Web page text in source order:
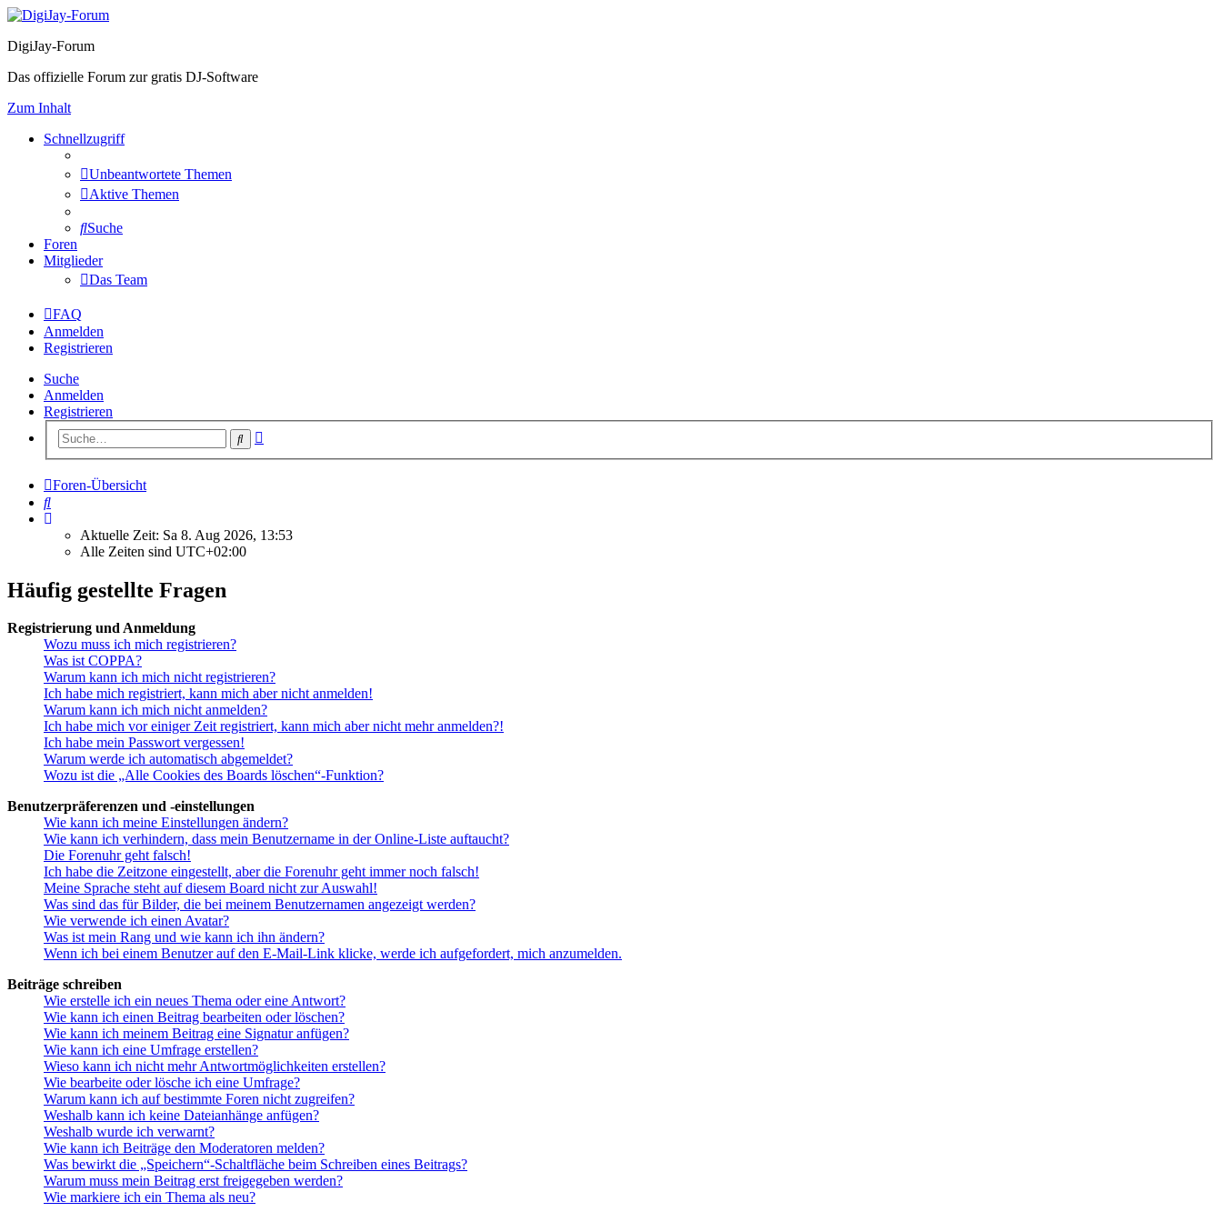
DigiJay-Forum
Das offizielle Forum zur gratis DJ-Software
Zum Inhalt
Schnellzugriff
Unbeantwortete Themen
Aktive Themen
Suche
Foren
Mitglieder
Das Team
FAQ
Anmelden
Registrieren
Suche
Anmelden
Registrieren
Suche
Foren-Übersicht
Suche
Aktuelle Zeit: Sa 8. Aug 2026, 13:53
Alle Zeiten sind UTC+02:00
Häufig gestellte Fragen
Registrierung und Anmeldung
Wozu muss ich mich registrieren?
Was ist COPPA?
Warum kann ich mich nicht registrieren?
Ich habe mich registriert, kann mich aber nicht anmelden!
Warum kann ich mich nicht anmelden?
Ich habe mich vor einiger Zeit registriert, kann mich aber nicht mehr anmelden?!
Ich habe mein Passwort vergessen!
Warum werde ich automatisch abgemeldet?
Wozu ist die „Alle Cookies des Boards löschen“-Funktion?
Benutzerpräferenzen und -einstellungen
Wie kann ich meine Einstellungen ändern?
Wie kann ich verhindern, dass mein Benutzername in der Online-Liste auftaucht?
Die Forenuhr geht falsch!
Ich habe die Zeitzone eingestellt, aber die Forenuhr geht immer noch falsch!
Meine Sprache steht auf diesem Board nicht zur Auswahl!
Was sind das für Bilder, die bei meinem Benutzernamen angezeigt werden?
Wie verwende ich einen Avatar?
Was ist mein Rang und wie kann ich ihn ändern?
Wenn ich bei einem Benutzer auf den E-Mail-Link klicke, werde ich aufgefordert, mich anzumelden.
Beiträge schreiben
Wie erstelle ich ein neues Thema oder eine Antwort?
Wie kann ich einen Beitrag bearbeiten oder löschen?
Wie kann ich meinem Beitrag eine Signatur anfügen?
Wie kann ich eine Umfrage erstellen?
Wieso kann ich nicht mehr Antwortmöglichkeiten erstellen?
Wie bearbeite oder lösche ich eine Umfrage?
Warum kann ich auf bestimmte Foren nicht zugreifen?
Weshalb kann ich keine Dateianhänge anfügen?
Weshalb wurde ich verwarnt?
Wie kann ich Beiträge den Moderatoren melden?
Was bewirkt die „Speichern“-Schaltfläche beim Schreiben eines Beitrags?
Warum muss mein Beitrag erst freigegeben werden?
Wie markiere ich ein Thema als neu?